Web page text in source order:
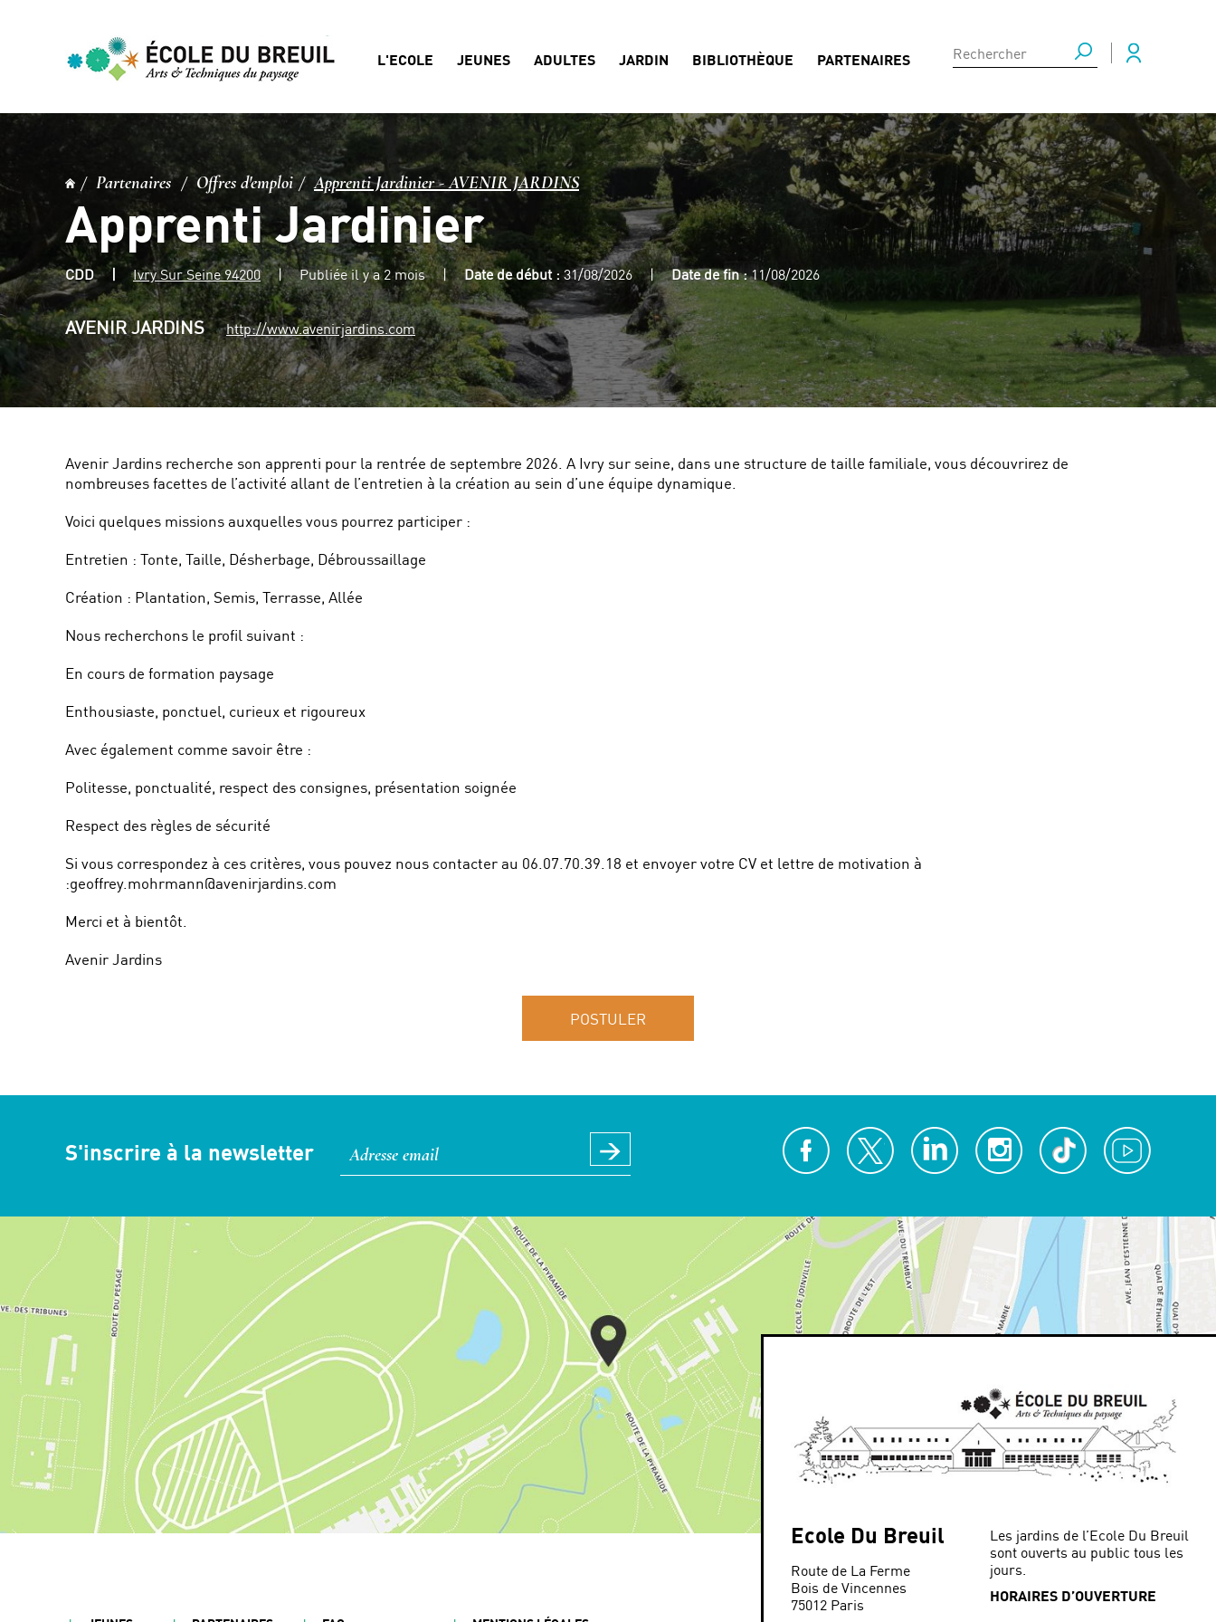
L'ECOLE JEUNES ADULTES JARDIN BIBLIOTHÈQUE PARTENAIRES
Partenaires Offres d'emploi Apprenti Jardinier - AVENIR JARDINS
Apprenti Jardinier
CDD Ivry Sur Seine 94200 Publiée il y a 2 mois Date de début :31/08/2026 Date de fin :11/08/2026
AVENIR JARDINS http://www.avenirjardins.com
Avenir Jardins recherche son apprenti pour la rentrée de septembre 2026. A Ivry sur seine, dans une structure de taille familiale, vous découvrirez de
nombreuses facettes de l’activité allant de l’entretien à la création au sein d’une équipe dynamique.
Voici quelques missions auxquelles vous pourrez participer :
Entretien : Tonte, Taille, Désherbage, Débroussaillage
Création : Plantation, Semis, Terrasse, Allée
Nous recherchons le profil suivant :
En cours de formation paysage
Enthousiaste, ponctuel, curieux et rigoureux
Avec également comme savoir être :
Politesse, ponctualité, respect des consignes, présentation soignée
Respect des règles de sécurité
Si vous correspondez à ces critères, vous pouvez nous contacter au 06.07.70.39.18 et envoyer votre CV et lettre de motivation à
:geoffrey.mohrmann@avenirjardins.com
Merci et à bientôt.
Avenir Jardins
POSTULER
S'inscrire à la newsletter
Ecole Du Breuil
Route de La Ferme
Bois de Vincennes
75012 Paris
Les jardins de l’Ecole Du Breuil
sont ouverts au public tous les
jours.
HORAIRES D’OUVERTURE